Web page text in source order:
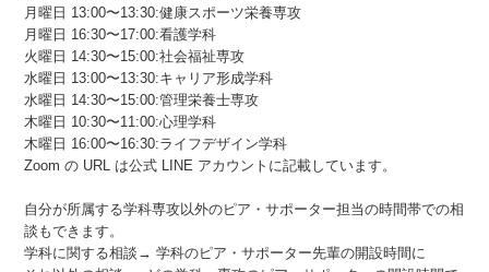
月曜日 13:00〜13:30:健康スポーツ栄養専攻
月曜日 16:30〜17:00:看護学科
火曜日 14:30〜15:00:社会福祉専攻
水曜日 13:00〜13:30:キャリア形成学科
水曜日 14:30〜15:00:管理栄養士専攻
木曜日 10:30〜11:00:心理学科
木曜日 16:00〜16:30:ライフデザイン学科
Zoom の URL は公式 LINE アカウントに記載しています。
自分が所属する学科専攻以外のピア・サポーター担当の時間帯での相
談もできます。
学科に関する相談→ 学科のピア・サポーター先輩の開設時間に